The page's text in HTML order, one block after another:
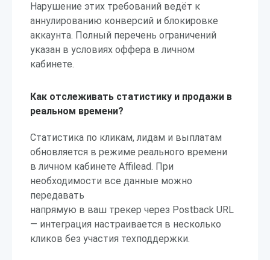
Нарушение этих требований ведёт к
аннулированию конверсий и блокировке
аккаунта. Полный перечень ограничений
указан в условиях оффера в личном
кабинете.
Как отслеживать статистику и продажи в
реальном времени?
Статистика по кликам, лидам и выплатам
обновляется в режиме реального времени
в личном кабинете Affilead. При
необходимости все данные можно
передавать
напрямую в ваш трекер через Postback URL
— интеграция настраивается в несколько
кликов без участия техподдержки.